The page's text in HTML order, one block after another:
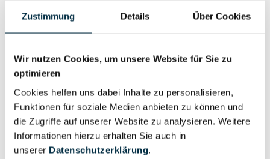
Zustimmung Details Über Cookies
Wir nutzen Cookies, um unsere Website für Sie zu
optimieren
Cookies helfen uns dabei Inhalte zu personalisieren,
Funktionen für soziale Medien anbieten zu können und
die Zugriffe auf unserer Website zu analysieren. Weitere
Informationen hierzu erhalten Sie auch in
unserer Datenschutzerklärung.
Geschäftsführer (1)
Für registrierte
Nutzer
Wirtschaftlich
Berechtigter
Vollständiges
anfragen
Eigentums- und Kontrollstruktur